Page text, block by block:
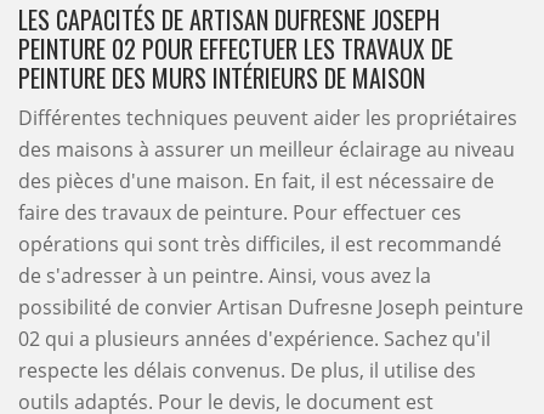
LES CAPACITÉS DE ARTISAN DUFRESNE JOSEPH
PEINTURE 02 POUR EFFECTUER LES TRAVAUX DE
PEINTURE DES MURS INTÉRIEURS DE MAISON
Différentes techniques peuvent aider les propriétaires
des maisons à assurer un meilleur éclairage au niveau
des pièces d'une maison. En fait, il est nécessaire de
faire des travaux de peinture. Pour effectuer ces
opérations qui sont très difficiles, il est recommandé
de s'adresser à un peintre. Ainsi, vous avez la
possibilité de convier Artisan Dufresne Joseph peinture
02 qui a plusieurs années d'expérience. Sachez qu'il
respecte les délais convenus. De plus, il utilise des
outils adaptés. Pour le devis, le document est